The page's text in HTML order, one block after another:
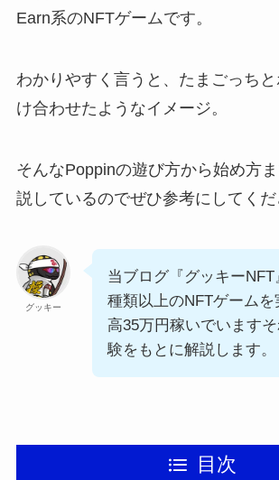
Earn系のNFTゲームです。
わかりやすく言うと、たまごっち
け合わせたようなイメージ。
そんなPoppinの遊び方から始め方
説しているのでぜひ参考にしてくだ
グッキー
当ブログ『グッキーNFT
種類以上のNFTゲームを
高35万円稼いでいます
験をもとに解説します。
目次